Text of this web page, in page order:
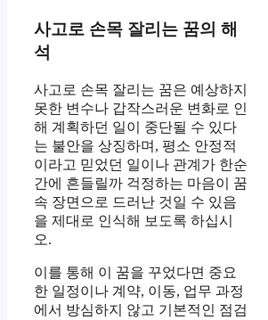
사고로 손목 잘리는 꿈의 해
석
사고로 손목 잘리는 꿈은 예상하지
못한 변수나 갑작스러운 변화로 인
해 계획하던 일이 중단될 수 있다
는 불안을 상징하며, 평소 안정적
이라고 믿었던 일이나 관계가 한순
간에 흔들릴까 걱정하는 마음이 꿈
속 장면으로 드러난 것일 수 있음
을 제대로 인식해 보도록 하십시
오.
이를 통해 이 꿈을 꾸었다면 중요
한 일정이나 계약, 이동, 업무 과정
에서 방심하지 않고 기본적인 점검